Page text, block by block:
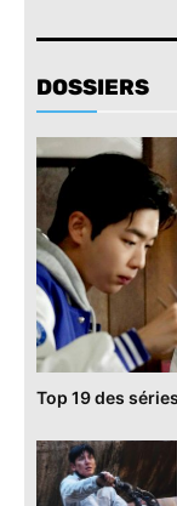
DOSSIERS
Top 19 des